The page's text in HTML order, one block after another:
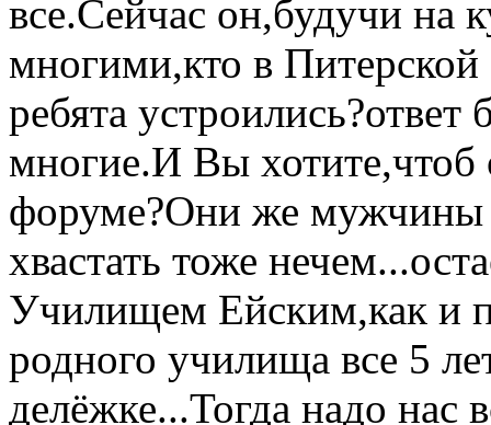
все.Сейчас он,будучи на
многими,кто в
ребята
многие.И Вы хотите,чтоб
форуме?Они же мужчины
хвастать тоже
Училищем Ейским,как и
родного училища все 5
делёжке...Тогда надо нас